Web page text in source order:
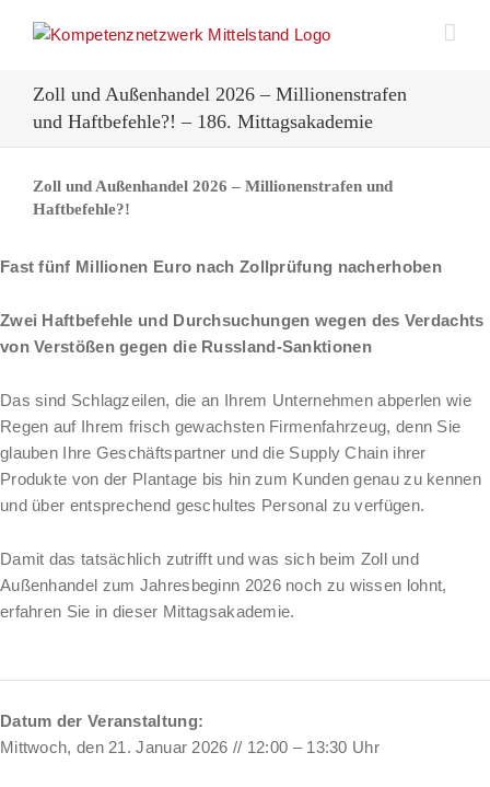
Inhalt
Zoll und Außenhandel 2026 – Millionenstrafen
und Haftbefehle?! – 186. Mittagsakademie
Zoll und Außenhandel 2026 – Millionenstrafen und
Haftbefehle?!
Fast fünf Millionen Euro nach Zollprüfung nacherhoben
Zwei Haftbefehle und Durchsuchungen wegen des Verdachts
von Verstößen gegen die Russland-Sanktionen
Das sind Schlagzeilen, die an Ihrem Unternehmen abperlen wie
Regen auf Ihrem frisch gewachsten Firmenfahrzeug, denn Sie
glauben Ihre Geschäftspartner und die Supply Chain ihrer
Produkte von der Plantage bis hin zum Kunden genau zu kennen
und über entsprechend geschultes Personal zu verfügen.
Damit das tatsächlich zutrifft und was sich beim Zoll und
Außenhandel zum Jahresbeginn 2026 noch zu wissen lohnt,
erfahren Sie in dieser Mittagsakademie.
Datum der Veranstaltung:
Mittwoch, den 21. Januar 2026 // 12:00 – 13:30 Uhr